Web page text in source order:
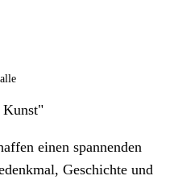
Kunst"
einen spannenden
Geschichte und